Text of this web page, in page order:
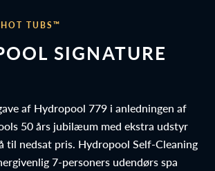
TUBS™
SIGNATURE
af Hydropool 779 i anledningen af
50 års jubilæum med ekstra udstyr
til nedsat pris. Hydropool Self-Cleaning
7-personers udendørs spa